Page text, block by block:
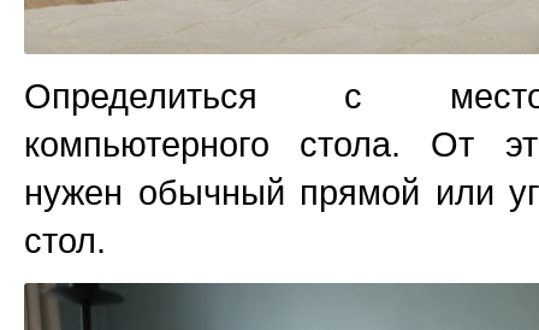
Определиться с
компьютерного стола. От
нужен обычный прямой или
стол.